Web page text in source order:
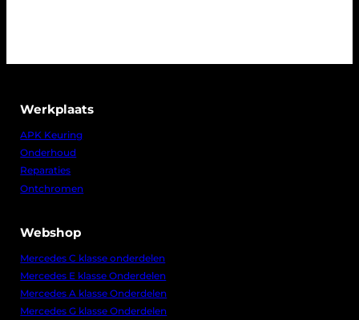
Werkplaats
APK Keuring
Onderhoud
Reparaties
Ontchromen
Webshop
Mercedes C klasse onderdelen
Mercedes E klasse Onderdelen
Mercedes A klasse Onderdelen
Mercedes G klasse Onderdelen